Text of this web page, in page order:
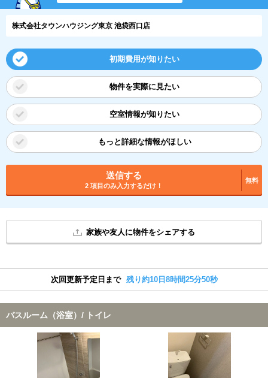
株式会社タウンハウジング東京 池袋西口店
初期費用が知りたい
物件を実際に見たい
空室情報が知りたい
もっと詳細な情報がほしい
送信する
2 項目のみ入力するだけ！
無料
家族や友人に物件をシェアする
次回更新予定日まで 残り約10日8時間25分49秒
バスルーム（浴室）/ トイレ